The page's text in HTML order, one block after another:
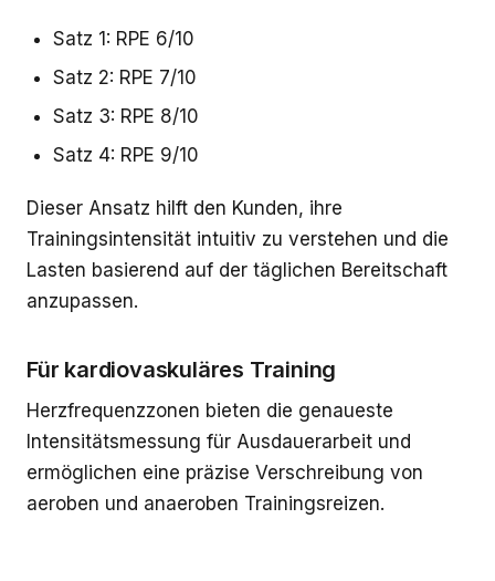
Satz 1: RPE 6/10
Satz 2: RPE 7/10
Satz 3: RPE 8/10
Satz 4: RPE 9/10
Dieser Ansatz hilft den Kunden, ihre
Trainingsintensität intuitiv zu verstehen und die
Lasten basierend auf der täglichen Bereitschaft
anzupassen.
Für kardiovaskuläres Training
Herzfrequenzzonen bieten die genaueste
Intensitätsmessung für Ausdauerarbeit und
ermöglichen eine präzise Verschreibung von
aeroben und anaeroben Trainingsreizen.